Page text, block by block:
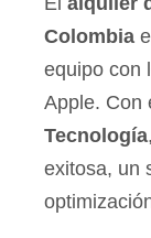
Colombia
equipo con
Apple. Con
Tecnología
exitosa, un